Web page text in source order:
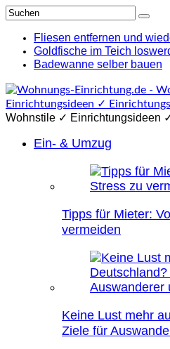
Fliesen entfernen und
Goldfische im Teich
Badewanne selber bauen
Wohnstile ✓ Einrichtungsideen
Ein- & Umzug
Tipps für Mieter:
vermeiden
Keine Lust mehr
Ziele für